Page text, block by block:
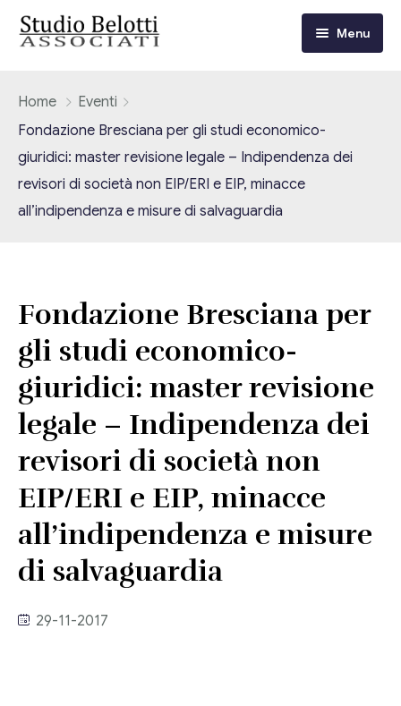
Menu
I nostri servizi
Consulenza Fiscale e Tributaria
Contrattualistica Varia
Consulenza Societaria
Consulenza del Lavoro
Revisione legale
Fiscalità internazionale
Circolari
Video/Tv
Università
Link utili
Press
Articoli di giornale
Pubblicazioni
Pubblicazioni
Contatti
Home
Eventi
Fondazione Bresciana per gli studi economico-
giuridici: master revisione legale – Indipendenza dei
revisori di società non EIP/ERI e EIP, minacce
all’indipendenza e misure di salvaguardia
Fondazione Bresciana per
gli studi economico-
giuridici: master revisione
legale – Indipendenza dei
revisori di società non
EIP/ERI e EIP, minacce
all’indipendenza e misure
di salvaguardia
29-11-2017